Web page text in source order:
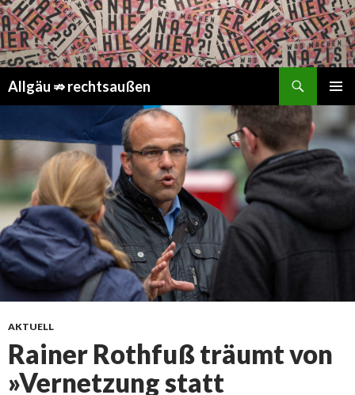
Allgäu ⇏ rechtsaußen
MENÜ
Springe
zum
Inhalt
AKTUELL
Rainer Rothfuß träumt von
»Vernetzung statt